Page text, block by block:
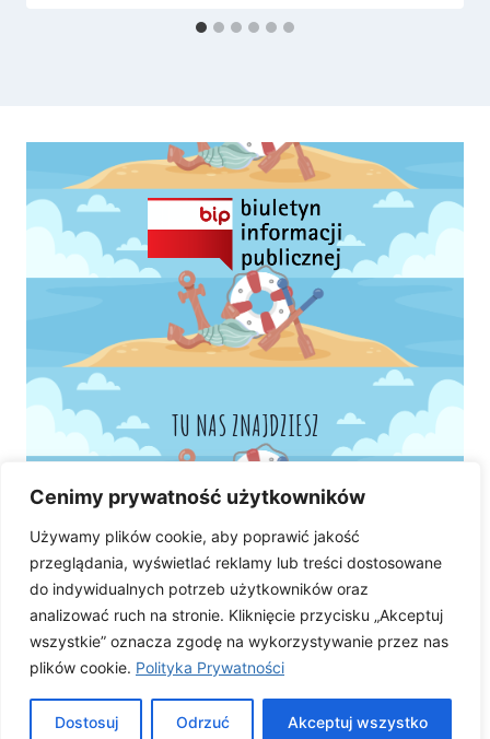
Cenimy prywatność użytkowników
Używamy plików cookie, aby poprawić jakość
przeglądania, wyświetlać reklamy lub treści dostosowane
do indywidualnych potrzeb użytkowników oraz
analizować ruch na stronie. Kliknięcie przycisku „Akceptuj
wszystkie” oznacza zgodę na wykorzystywanie przez nas
plików cookie. Polityka Prywatności
Dostosuj Odrzuć Akceptuj wszystko
TU NAS ZNAJDZIESZ